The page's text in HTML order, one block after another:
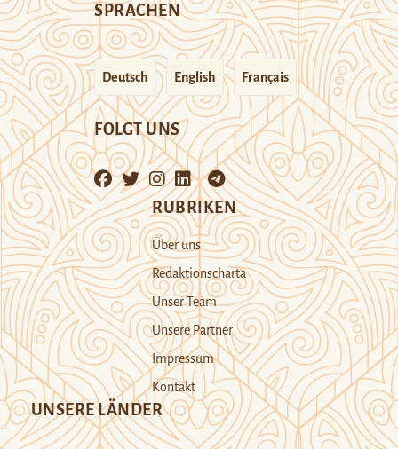
SPRACHEN
Deutsch English Français
FOLGT UNS
RUBRIKEN
Über uns
Redaktionscharta
Unser Team
Unsere Partner
Impressum
Kontakt
UNSERE LÄNDER